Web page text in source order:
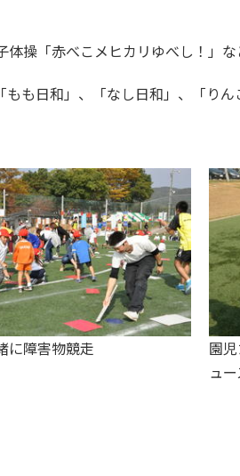
操「赤べこメヒカリゆべし！」な
も日和」、「なし日和」、「りん
に障害物競走
園
ュ